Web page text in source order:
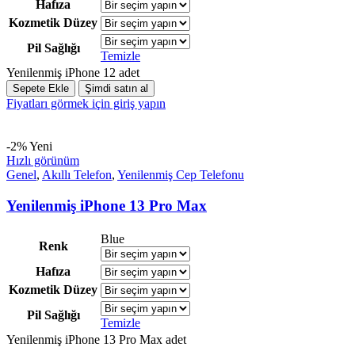
Hafıza
Kozmetik Düzey
Pil Sağlığı
Temizle
Yenilenmiş iPhone 12 adet
Sepete Ekle Şimdi satın al
Fiyatları görmek için giriş yapın
-2%Yeni
Hızlı görünüm
Genel, Akıllı Telefon, Yenilenmiş Cep Telefonu
Yenilenmiş iPhone 13 Pro Max
Renk
Blue
Hafıza
Kozmetik Düzey
Pil Sağlığı
Temizle
Yenilenmiş iPhone 13 Pro Max adet